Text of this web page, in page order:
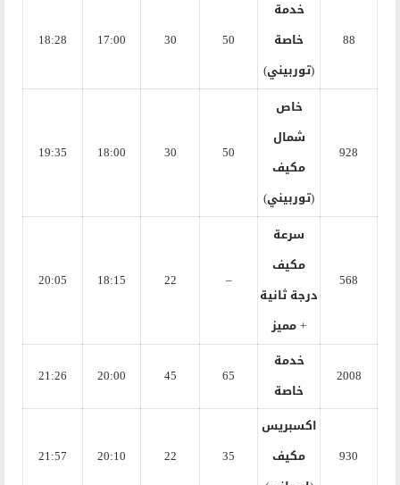
88
خدمة
خاصة
(توربيني)
50
30
17:00
18:28
928
خاص
شمال
مكيف
(توربيني)
50
30
18:00
19:35
568
سرعة
مكيف
درجة ثانية
+ مميز
–
22
18:15
20:05
2008
خدمة
خاصة
65
45
20:00
21:26
930
اكسبريس
مكيف
35
22
20:10
21:57